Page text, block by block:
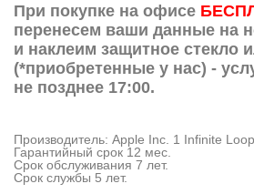
При покупке на офисе
перенесем ваши данные на
и наклеим защитное стекло
(*приобретенные у нас) -
не позднее 17:00.
Производитель: Apple Inc. 1 Infinite
Гарантийный срок 12 мес.
Срок обслуживания 7 лет.
Срок службы 5 лет.